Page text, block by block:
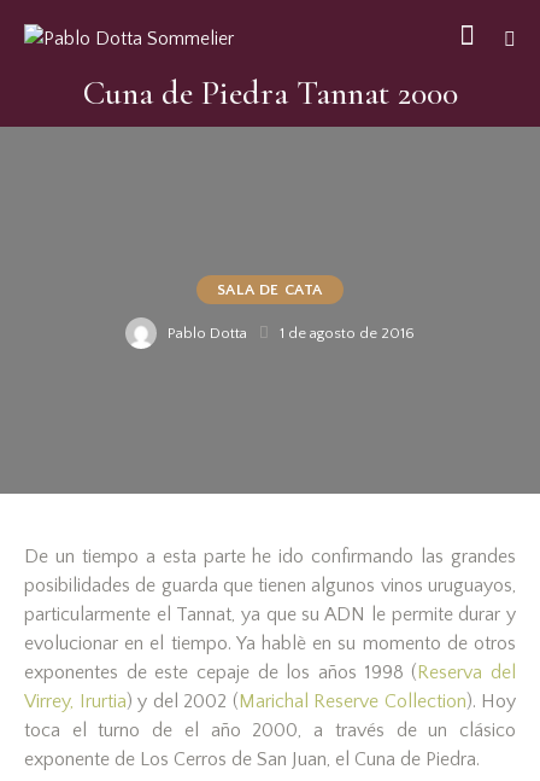
Cuna de Piedra Tannat 2000
SALA DE CATA
Pablo Dotta 1 de agosto de 2016
De un tiempo a esta parte he ido confirmando las grandes
posibilidades de guarda que tienen algunos vinos uruguayos,
particularmente el Tannat, ya que su ADN le permite durar y
evolucionar en el tiempo. Ya hablè en su momento de otros
exponentes de este cepaje de los años 1998 (Reserva del
Virrey, Irurtia) y del 2002 (Marichal Reserve Collection). Hoy
toca el turno de el año 2000, a través de un clásico
exponente de Los Cerros de San Juan, el Cuna de Piedra.